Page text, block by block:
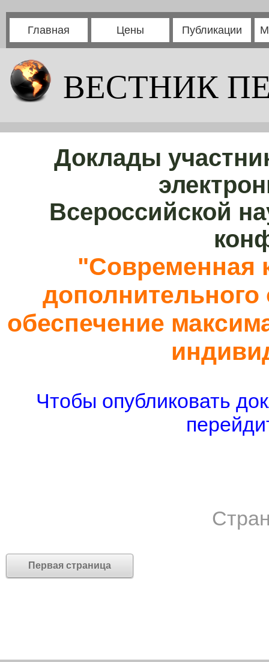
Главная Цены Публикации
ВЕСТНИК
Доклады
Всероссийской
"Современная
дополнительного
обеспечение
Чтобы опубликовать
Первая страница